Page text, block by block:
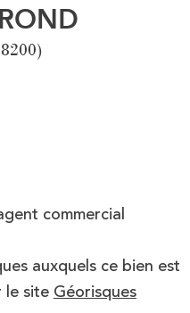
commercial
auxquels ce bien est
le siteGéorisques